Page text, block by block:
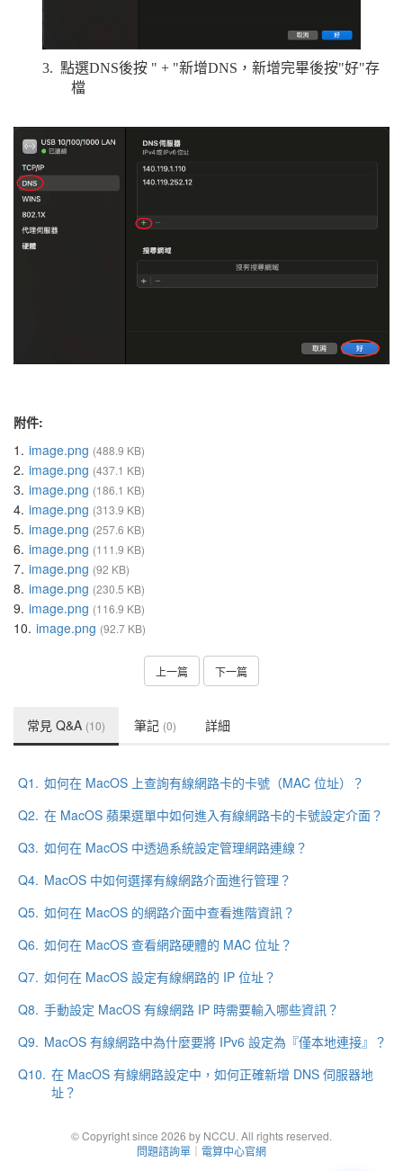
3. 點選DNS後按 " + "新增DNS ，新增完畢後按"好"存
檔
附件:
1. image.png (488.9 KB)
2. image.png (437.1 KB)
3. image.png (186.1 KB)
4. image.png (313.9 KB)
5. image.png (257.6 KB)
6. image.png (111.9 KB)
7. image.png (92 KB)
8. image.png (230.5 KB)
9. image.png (116.9 KB)
10. image.png (92.7 KB)
上一篇 下一篇
常見 Q&A (10) 筆記 (0) 詳細
Q1. 如何在 MacOS 上查詢有線網路卡的卡號（MAC 位址）？
Q2. 在 MacOS 蘋果選單中如何進入有線網路卡的卡號設定介面？
Q3. 如何在 MacOS 中透過系統設定管理網路連線？
Q4. MacOS 中如何選擇有線網路介面進行管理？
Q5. 如何在 MacOS 的網路介面中查看進階資訊？
Q6. 如何在 MacOS 查看網路硬體的 MAC 位址？
Q7. 如何在 MacOS 設定有線網路的 IP 位址？
Q8. 手動設定 MacOS 有線網路 IP 時需要輸入哪些資訊？
Q9. MacOS 有線網路中為什麼要將 IPv6 設定為『僅本地連接』？
Q10. 在 MacOS 有線網路設定中，如何正確新增 DNS 伺服器地
址？
© Copyright since 2026 by NCCU. All rights reserved.
問題諮詢單 ｜ 電算中心官網